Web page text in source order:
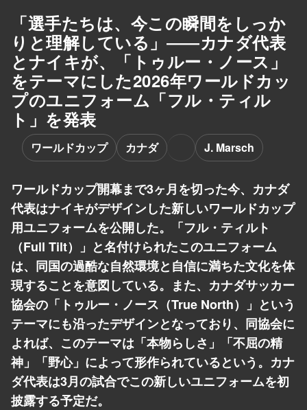
「選手たちは、今この瞬間をしっか
りと理解している」――カナダ代表
とナイキが、「トゥルー・ノース」
をテーマにした2026年ワールドカッ
プのユニフォーム「フル・ティル
ト」を発表
ワールドカップ カナダ J. Marsch
ワールドカップ開幕まで3ヶ月を切った今、カナダ
代表はナイキがデザインした新しいワールドカップ
用ユニフォームを公開した。「フル・ティルト
（Full Tilt）」と名付けられたこのユニフォーム
は、同国の過酷な自然環境と自信に満ちた文化を体
現することを意図している。また、カナダサッカー
協会の「トゥルー・ノース（True North）」という
テーマにも沿ったデザインとなっており、同協会に
よれば、このテーマは「本物らしさ」「不屈の精
神」「野心」によって形作られているという。カナ
ダ代表は3月の試合でこの新しいユニフォームを初
披露する予定だ。